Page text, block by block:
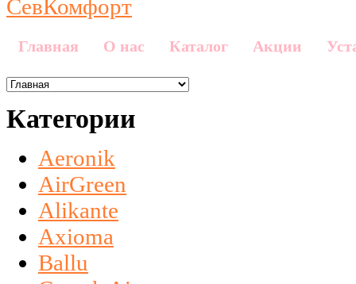
Главная О нас Каталог Акции
Категории
Aeronik
AirGreen
Alikante
Axioma
Ballu